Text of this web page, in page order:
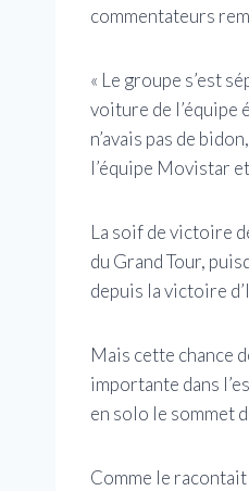
commentateurs
« Le groupe s’est
voiture de l’équipe
n’avais pas de
l’équipe Movistar
La soif de victoire
du Grand Tour,
depuis la victoire
Mais cette chance
importante dans
en solo le sommet
Comme le